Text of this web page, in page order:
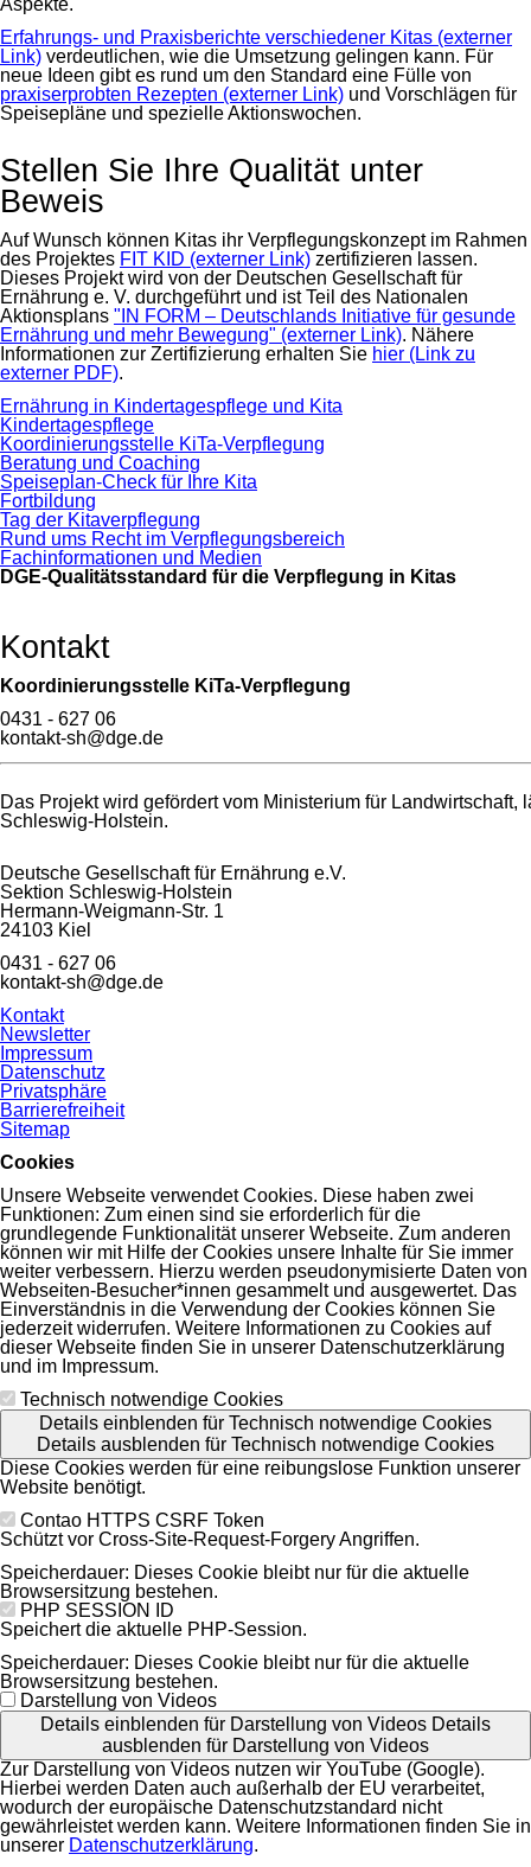
Aspekte.
Erfahrungs- und Praxisberichte verschiedener Kitas (externer
Link) verdeutlichen, wie die Umsetzung gelingen kann. Für
neue Ideen gibt es rund um den Standard eine Fülle von
praxiserprobten Rezepten (externer Link) und Vorschlägen für
Speisepläne und spezielle Aktionswochen.
Stellen Sie Ihre Qualität unter
Beweis
Auf Wunsch können Kitas ihr Verpflegungskonzept im Rahmen
des Projektes FIT KID (externer Link) zertifizieren lassen.
Dieses Projekt wird von der Deutschen Gesellschaft für
Ernährung e. V. durchgeführt und ist Teil des Nationalen
Aktionsplans "IN FORM – Deutschlands Initiative für gesunde
Ernährung und mehr Bewegung" (externer Link). Nähere
Informationen zur Zertifizierung erhalten Sie hier (Link zu
externer PDF).
Navigation
überspringen
Ernährung in Kindertagespflege und Kita
Kindertagespflege
Koordinierungsstelle KiTa-Verpflegung
Beratung und Coaching
Speiseplan-Check für Ihre Kita
Fortbildung
Tag der Kitaverpflegung
Rund ums Recht im Verpflegungsbereich
Fachinformationen und Medien
DGE-Qualitätsstandard für die Verpflegung in Kitas
Kontakt
Koordinierungsstelle KiTa-Verpflegung
0431 - 627 06
kontakt-sh@dge.de
Das Projekt wird gefördert vom Ministerium für
Schleswig-Holstein.
Deutsche Gesellschaft für Ernährung e.V.
Sektion Schleswig-Holstein
Hermann-Weigmann-Str. 1
24103 Kiel
0431 - 627 06
kontakt-sh@dge.de
Navigation
überspringen
Kontakt
Newsletter
Impressum
Datenschutz
Privatsphäre
Barrierefreiheit
Sitemap
Cookies
Unsere Webseite verwendet Cookies. Diese haben zwei
Funktionen: Zum einen sind sie erforderlich für die
grundlegende Funktionalität unserer Webseite. Zum anderen
können wir mit Hilfe der Cookies unsere Inhalte für Sie immer
weiter verbessern. Hierzu werden pseudonymisierte Daten von
Webseiten-Besucher*innen gesammelt und ausgewertet. Das
Einverständnis in die Verwendung der Cookies können Sie
jederzeit widerrufen. Weitere Informationen zu Cookies auf
dieser Webseite finden Sie in unserer Datenschutzerklärung
und im Impressum.
Technisch notwendige Cookies
Details einblenden für Technisch notwendige Cookies
Details ausblenden für Technisch notwendige Cookies
Diese Cookies werden für eine reibungslose Funktion unserer
Website benötigt.
Contao HTTPS CSRF Token
Schützt vor Cross-Site-Request-Forgery Angriffen.
Speicherdauer: Dieses Cookie bleibt nur für die aktuelle
Browsersitzung bestehen.
PHP SESSION ID
Speichert die aktuelle PHP-Session.
Speicherdauer: Dieses Cookie bleibt nur für die aktuelle
Browsersitzung bestehen.
Darstellung von Videos
Details einblenden für Darstellung von Videos Details
ausblenden für Darstellung von Videos
Zur Darstellung von Videos nutzen wir YouTube (Google).
Hierbei werden Daten auch außerhalb der EU verarbeitet,
wodurch der europäische Datenschutzstandard nicht
gewährleistet werden kann. Weitere Informationen finden Sie in
unserer Datenschutzerklärung.